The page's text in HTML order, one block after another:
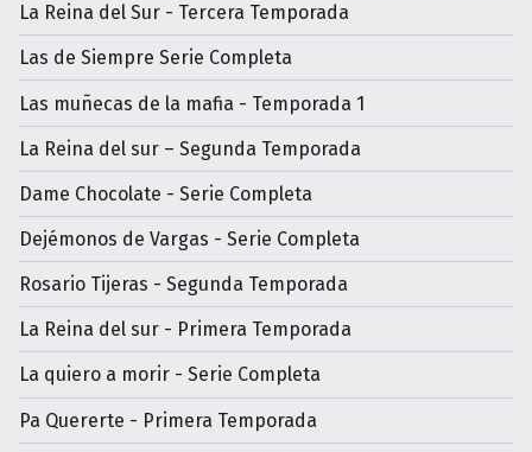
La Reina del Sur - Tercera Temporada
Las de Siempre Serie Completa
Las muñecas de la mafia - Temporada 1
La Reina del sur – Segunda Temporada
Dame Chocolate - Serie Completa
Dejémonos de Vargas - Serie Completa
Rosario Tijeras - Segunda Temporada
La Reina del sur - Primera Temporada
La quiero a morir - Serie Completa
Pa Quererte - Primera Temporada